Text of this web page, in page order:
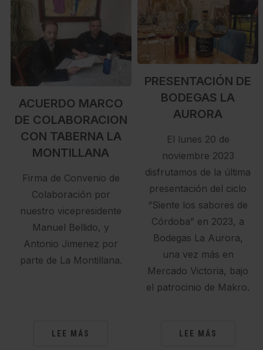
ACUERDO MARCO
DE COLABORACION
CON TABERNA LA
MONTILLANA
Firma de Convenio de
Colaboración por
nuestro vicepresidente
Manuel Bellido, y
Antonio Jimenez por
parte de La Montillana.
LEE MÁS
PRESENTACIÓN DE
BODEGAS LA
AURORA
El lunes 20 de
noviembre 2023
disfrutamos de la última
presentación del ciclo
“Siente los sabores de
Córdoba” en 2023, a
Bodegas La Aurora,
una vez más en
Mercado Victoria, bajo
el patrocinio de Makro.
LEE MÁS